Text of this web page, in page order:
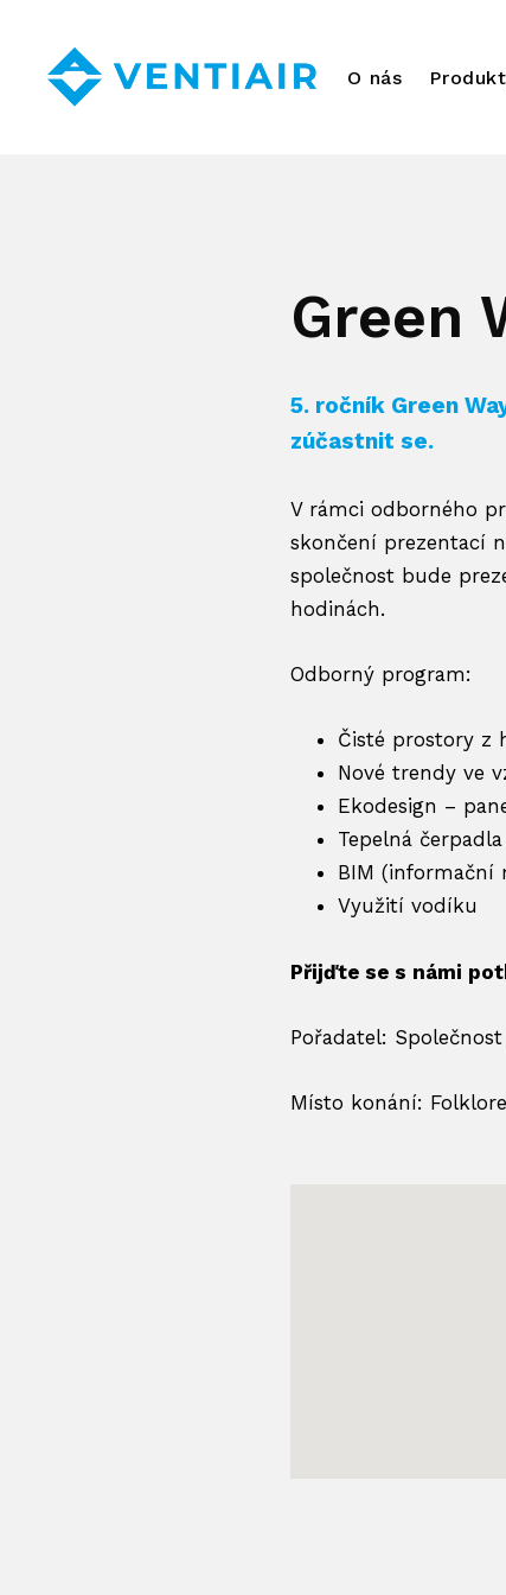
O nás
Green
5. ročník Green
zúčastnit se.
V rámci odborného
skončení prezentací
společnost bude
hodinách.
Odborný program:
Čisté prostory z
Nové trendy ve
Ekodesign –
Tepelná
BIM (informační
Využití vodíku
Přijďte se s námi
Pořadatel:
Místo konání: